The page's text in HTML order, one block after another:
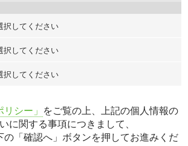
択してください
択してください
択してください
シー」 をご覧の上、上記の個人情報の
に関する事項につきまして、
の「確認へ」ボタンを押してお進みくだ